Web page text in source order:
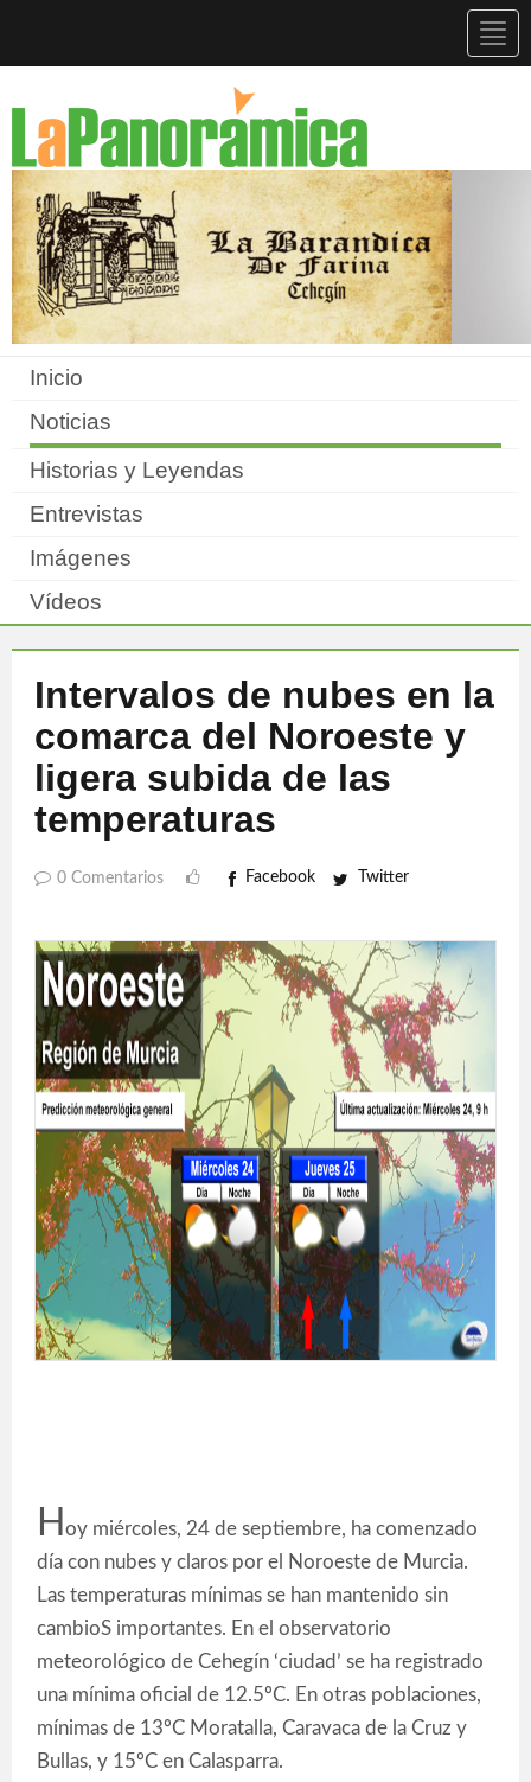
Inicio
Noticias
Historias y Leyendas
Entrevistas
Imágenes
Vídeos
Intervalos de nubes en la
comarca del Noroeste y
ligera subida de las
temperaturas
0 Comentarios Facebook Twitter
H oy miércoles, 24 de septiembre, ha comenzado
día con nubes y claros por el Noroeste de Murcia.
Las temperaturas mínimas se han mantenido sin
cambioS importantes. En el observatorio
meteorológico de Cehegín ‘ciudad’ se ha registrado
una mínima oficial de 12.5ºC. En otras poblaciones,
mínimas de 13ºC Moratalla, Caravaca de la Cruz y
Bullas, y 15ºC en Calasparra.